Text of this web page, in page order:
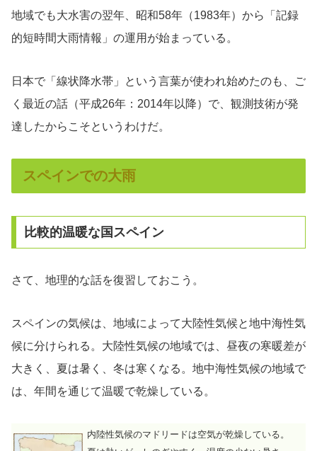
地域でも大水害の翌年、昭和58年（1983年）から「記録
的短時間大雨情報」の運用が始まっている。
日本で「線状降水帯」という言葉が使われ始めたのも、ご
く最近の話（平成26年：2014年以降）で、観測技術が発
達したからこそというわけだ。
スペインでの大雨
比較的温暖な国スペイン
さて、地理的な話を復習しておこう。
スペインの気候は、地域によって大陸性気候と地中海性気
候に分けられる。大陸性気候の地域では、昼夜の寒暖差が
大きく、夏は暑く、冬は寒くなる。地中海性気候の地域で
は、年間を通じて温暖で乾燥している。
内陸性気候のマドリードは空気が乾燥している。